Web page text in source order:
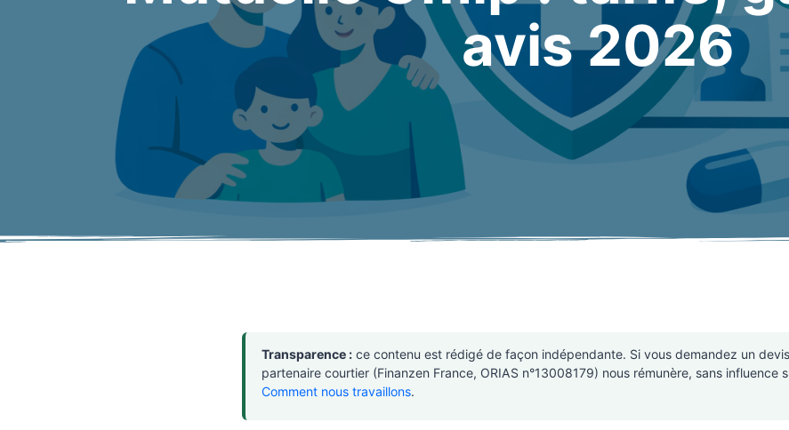
avis 2026
Transparence : ce contenu est rédigé de façon indépendante. Si vous demandez un
partenaire courtier (Finanzen France, ORIAS n°13008179) nous rémunère, sans influence
Comment nous travaillons.